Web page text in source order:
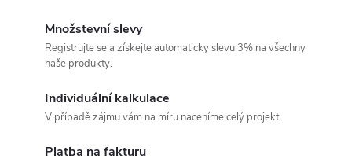
Množstevní slevy
Registrujte se a získejte automaticky slevu 3% na všechny
naše produkty.
Individuální kalkulace
V případě zájmu vám na míru naceníme celý projekt.
Platba na fakturu